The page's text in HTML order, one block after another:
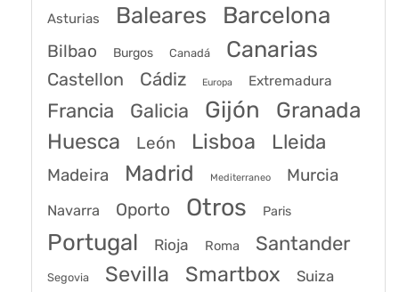
Asturias Baleares Barcelona
Bilbao Burgos Canadá Canarias
Castellon Cádiz Europa Extremadura
Francia Galicia Gijón Granada
Huesca León Lisboa Lleida
Madeira Madrid Mediterraneo Murcia
Navarra Oporto Otros Paris
Portugal Rioja Roma Santander
Segovia Sevilla Smartbox Suiza